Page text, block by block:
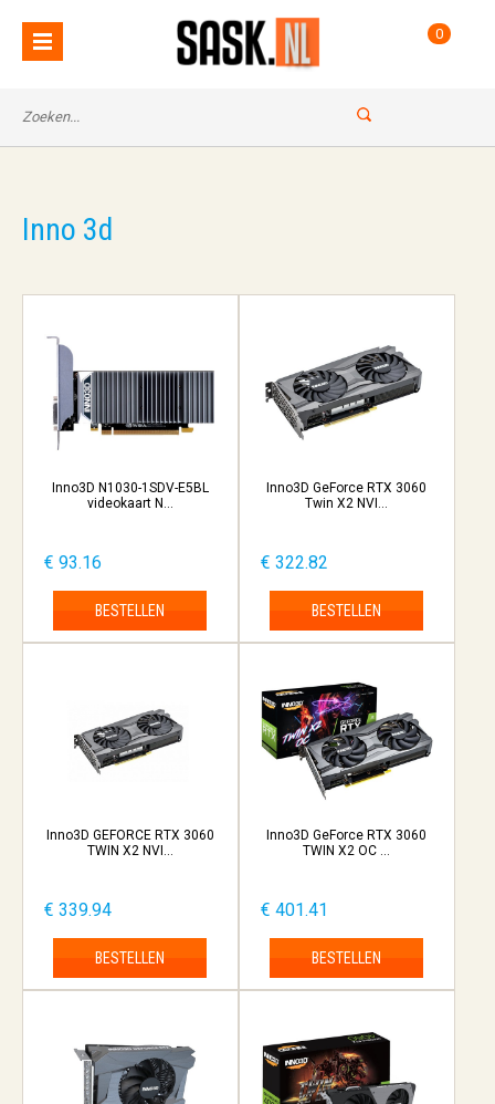
0
Inno 3d
Inno3D N1030-1SDV-E5BL
videokaart N...
€ 93.16
BESTELLEN
Inno3D GeForce RTX 3060
Twin X2 NVI...
€ 322.82
BESTELLEN
Inno3D GEFORCE RTX 3060
TWIN X2 NVI...
€ 339.94
BESTELLEN
Inno3D GeForce RTX 3060
TWIN X2 OC ...
€ 401.41
BESTELLEN